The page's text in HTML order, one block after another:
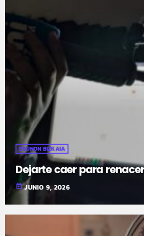
EGUNON BIZKAIA
Dejarte caer para renacer
today JUNIO 9, 2026